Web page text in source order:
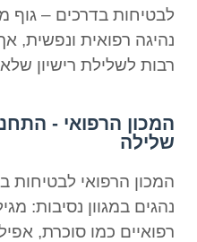
לבטיחות בדרכים – גוף
נהיגה רפואית ונפשית,
רבות לשלילת רישיון
המכון הרפואי -
שלילה
המכון הרפואי לבטיחות
נהגים במגוון נסיבות:
רפואיים כמו סוכרת,